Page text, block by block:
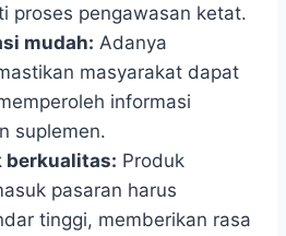
proses pengawasan ketat.
mudah: Adanya
masyarakat dapat
informasi
suplemen.
berkualitas: Produk
pasaran harus
tinggi, memberikan rasa